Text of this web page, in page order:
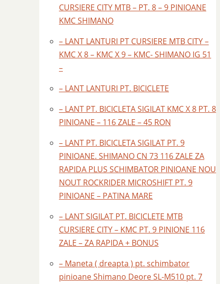
CURSIERE CITY MTB – PT. 8 – 9 PINIOANE
KMC SHIMANO
– LANT LANTURI PT CURSIERE MTB CITY –
KMC X 8 – KMC X 9 – KMC- SHIMANO IG 51
–
– LANT LANTURI PT. BICICLETE
– LANT PT. BICICLETA SIGILAT KMC X 8 PT. 8
PINIOANE – 116 ZALE – 45 RON
– LANT PT. BICICLETA SIGILAT PT. 9
PINIOANE. SHIMANO CN 73 116 ZALE ZA
RAPIDA PLUS SCHIMBATOR PINIOANE NOU
NOUT ROCKRIDER MICROSHIFT PT. 9
PINIOANE – PATINA MARE
– LANT SIGILAT PT. BICICLETE MTB
CURSIERE CITY – KMC PT. 9 PINIONE 116
ZALE – ZA RAPIDA + BONUS
– Maneta ( dreapta ) pt. schimbator
pinioane Shimano Deore SL-M510 pt. 7